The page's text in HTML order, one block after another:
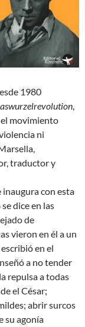
1980
,
movimiento
ni
traductor y
con esta
dice en las
de
vieron en él a un
en el
a no tender
repulsa a todas
el César;
abrir surcos
su agonía